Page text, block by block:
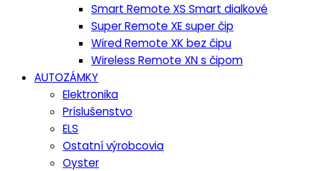
Smart Remote XS Smart dialkové
Super Remote XE super čip
Wired Remote XK bez čipu
Wireless Remote XN s čipom
AUTOZÁMKY
Elektronika
Príslušenstvo
ELS
Ostatní výrobcovia
Oyster